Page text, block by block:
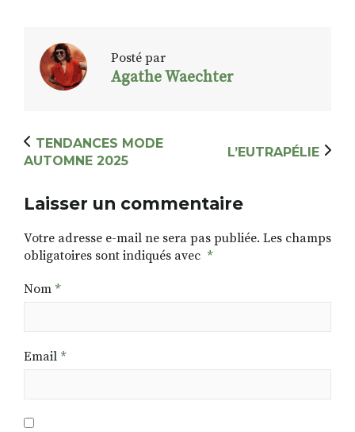
Posté par
Agathe Waechter
TENDANCES MODE
AUTOMNE 2025
L’EUTRAPÉLIE
Laisser un commentaire
Votre adresse e-mail ne sera pas publiée. Les champs
obligatoires sont indiqués avec *
Nom *
Email *